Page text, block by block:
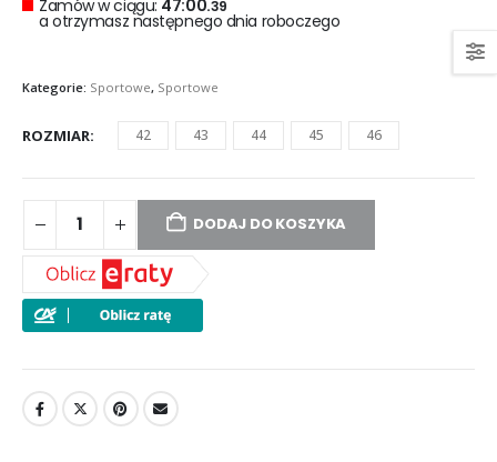
Zamów w ciągu: 47:00.38
a otrzymasz następnego dnia roboczego
Kategorie: Sportowe, Sportowe
ROZMIAR 42 43 44 45 46
DODAJ DO KOSZYKA